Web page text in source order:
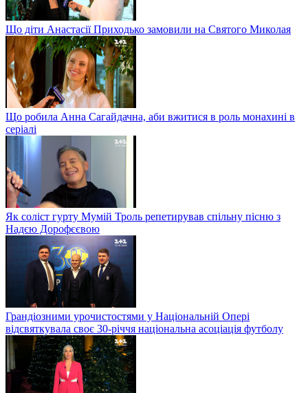
Що діти Анастасії Приходько замовили на Святого Миколая
Що робила Анна Сагайдачна, аби вжитися в роль монахині в
серіалі
Як соліст гурту Мумій Троль репетирував спільну пісню з
Надєю Дорофєєвою
Грандіозними урочистостями у Національній Опері
відсвяткувала своє 30-річчя національна асоціація футболу